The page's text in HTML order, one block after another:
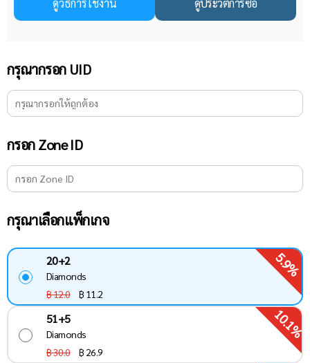
ดูวิธีการใช้งาน ดูประวัติการซื้อ
กรุณากรอก UID
กรอก Zone ID
กรุณาเลือกแพ็กเกจ
20+2
Diamonds
฿ 12.0
฿ 11.2
5.9%
51+5
Diamonds
฿ 30.0
฿ 26.9
10.1%